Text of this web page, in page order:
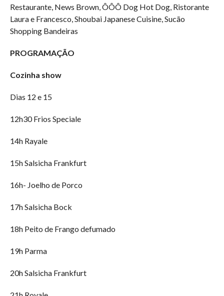
Restaurante, News Brown, ÔÔÔ Dog Hot Dog, Ristorante
Laura e Francesco, Shoubai Japanese Cuisine, Sucão
Shopping Bandeiras
PROGRAMAÇÃO
Cozinha show
Dias 12 e 15
12h30 Frios Speciale
14h Rayale
15h Salsicha Frankfurt
16h- Joelho de Porco
17h Salsicha Bock
18h Peito de Frango defumado
19h Parma
20h Salsicha Frankfurt